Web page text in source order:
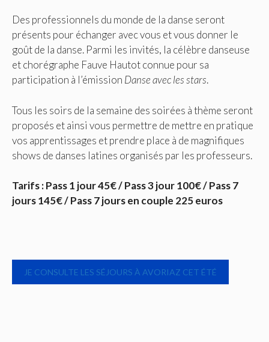
Des professionnels du monde de la danse seront
présents pour échanger avec vous et vous donner le
goût de la danse. Parmi les invités, la célèbre danseuse
et chorégraphe Fauve Hautot connue pour sa
participation à l’émission Danse avec les stars.
Tous les soirs de la semaine des soirées à thème seront
proposés et ainsi vous permettre de mettre en pratique
vos apprentissages et prendre place à de magnifiques
shows de danses latines organisés par les professeurs.
Tarifs : Pass 1 jour 45€ / Pass 3 jour 100€ / Pass 7
jours 145€ / Pass 7 jours en couple 225 euros
JE CONSULTE LES SÉJOURS À AVORIAZ CET ÉTÉ